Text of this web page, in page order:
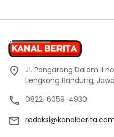
Jl. Pangarang Dalam II
Lengkong Bandung,
0822-6059-4930